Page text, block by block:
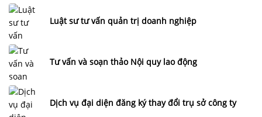
Luật sư tư vấn quản trị doanh nghiệp
Tư vấn và soạn thảo Nội quy lao động
Dịch vụ đại diện đăng ký thay đổi trụ sở công ty